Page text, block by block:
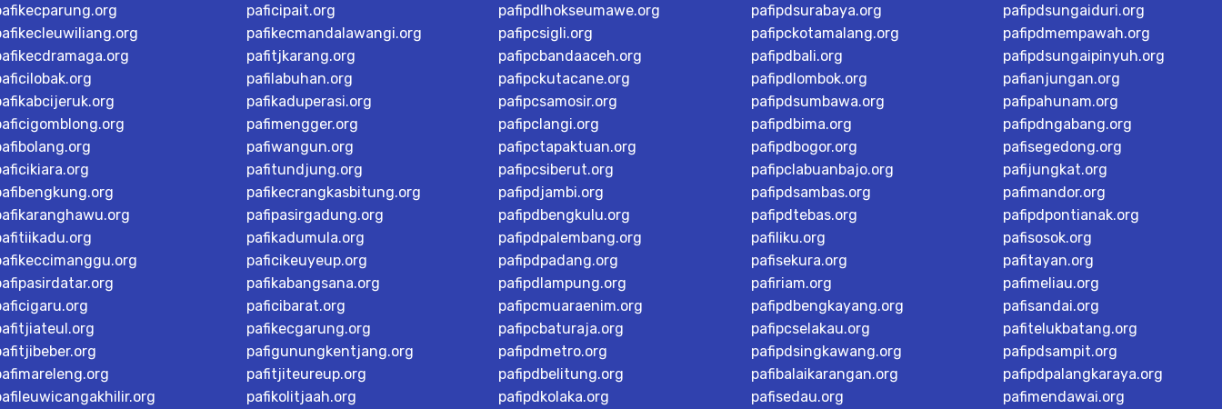
paficipait.org
pafikecmandalawangi.org
pafitjkarang.org
pafilabuhan.org
pafikaduperasi.org
pafimengger.org
pafiwangun.org
pafitundjung.org
pafikecrangkasbitung.org
pafipasirgadung.org
pafikadumula.org
paficikeuyeup.org
pafikabangsana.org
paficibarat.org
pafikecgarung.org
pafigunungkentjang.org
pafitjiteureup.org
pafikolitjaah.org
pafipdlhokseumawe.org
pafipcsigli.org
pafipcbandaaceh.org
pafipckutacane.org
pafipcsamosir.org
pafipclangi.org
pafipctapaktuan.org
pafipcsiberut.org
pafipdjambi.org
pafipdbengkulu.org
pafipdpalembang.org
pafipdpadang.org
pafipdlampung.org
pafipcmuaraenim.org
pafipcbaturaja.org
pafipdmetro.org
pafipdbelitung.org
pafipdkolaka.org
pafipdsurabaya.org
pafipckotamalang.org
pafipdbali.org
pafipdlombok.org
pafipdsumbawa.org
pafipdbima.org
pafipdbogor.org
pafipclabuanbajo.org
pafipdsambas.org
pafipdtebas.org
pafiliku.org
pafisekura.org
pafiriam.org
pafipdbengkayang.org
pafipcselakau.org
pafipdsingkawang.org
pafibalaikarangan.org
pafisedau.org
pafipdsungaiduri.org
pafipdmempawah.org
pafipdsungaipinyuh.org
pafianjungan.org
pafipahunam.org
pafipdngabang.org
pafisegedong.org
pafijungkat.org
pafimandor.org
pafipdpontianak.org
pafisosok.org
pafitayan.org
pafimeliau.org
pafisandai.org
pafitelukbatang.org
pafipdsampit.org
pafipdpalangkaraya.org
pafimendawai.org